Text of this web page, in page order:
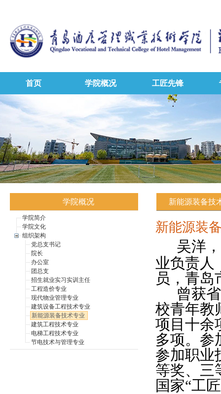
首页 学院概况 工匠先锋
学院概况
学院简介
学院文化
组织架构
党总支书记
院长
办公室
团总支
招生就业实习实训主任
工程造价专业
现代物业管理专业
建筑设备工程技术专业
新能源装备技术专业
建筑工程技术专业
电梯工程技术专业
节电技术与管理专业
新能源装备技
新能源装
吴洋 ，
业负责人
员，青岛
曾获
校青年教
项目十余
多项。参
参加职业
等奖、三
国家“工